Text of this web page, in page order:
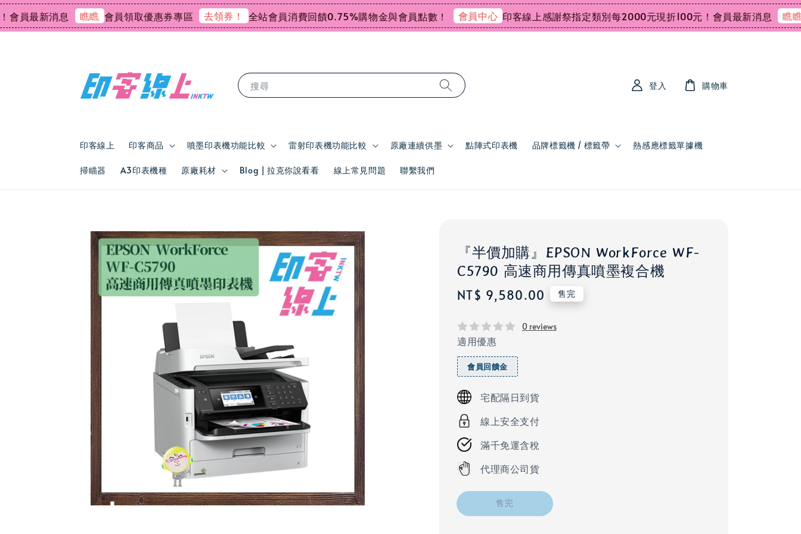
新消息 瞧瞧 會員領取優惠券專區 去領券！ 全站會員消費回饋0.75%購物金與會員點數！ 會員中心 印客線上感謝祭指定類別每2000元現折100元！會員最新消息 瞧瞧 會
搜尋
印客線上 印客商品 噴墨印表機功能比較 雷射印表機功能比較 原廠連續供墨 點陣式印表機 品牌標籤機 / 標籤帶 熱感應標籤單據機
掃瞄器 A3印表機種 原廠耗材 Blog | 拉克你說看看 線上常見問題 聯繫我們
登入 購物車
『半價加購』EPSON WorkForce WF-
C5790 高速商用傳真噴墨複合機
Regular
NT$ 9,580.00 售完
0 reviews
適用優惠
會員回饋金
宅配隔日到貨
線上安全支付
滿千免運含稅
代理商公司貨
售完